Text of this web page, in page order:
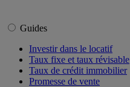
Guides
Investir dans le locatif
Taux fixe et taux révisable
Taux de crédit immobilier
Promesse de vente